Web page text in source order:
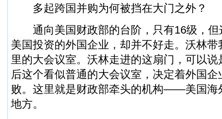
多起跨国并购为何被挡在大门之外？
通向美国财政部的台阶，只有16级，但
美国投资的外国企业，却并不好走。沃林
里的大会议室。沃林走进的这扇门，可以
后这个看似普通的大会议室，决定着外国
败。这里就是财政部牵头的机构——美国海
地方。